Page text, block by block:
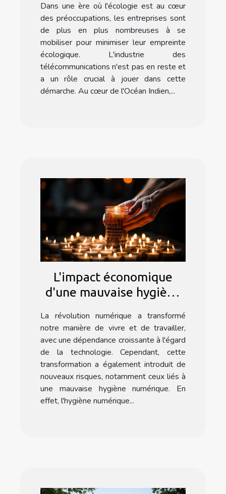
écologique
Dans une ère où l'écologie est au cœur
des préoccupations, les entreprises sont
de plus en plus nombreuses à se
mobiliser pour minimiser leur empreinte
écologique. L'industrie des
télécommunications n'est pas en reste et
a un rôle crucial à jouer dans cette
démarche. Au cœur de l'Océan Indien,...
L'impact économique
d'une mauvaise hygiène
La révolution numérique a transformé
notre manière de vivre et de travailler,
avec une dépendance croissante à l'égard
de la technologie. Cependant, cette
transformation a également introduit de
nouveaux risques, notamment ceux liés à
une mauvaise hygiène numérique. En
effet, l'hygiène numérique...